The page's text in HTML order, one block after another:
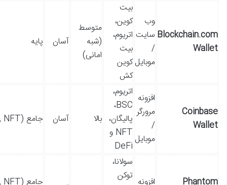
Blockchain.com
Wallet
وب
سایت
/
موبایل
بیت
کوین،
اتریوم،
بیت
کوین
کش
متوسط
(شبه
امانی)
آسان پایه
Coinbase
Wallet
افزونه
مرورگر
/
موبایل
اتریوم،
BSC،
پالیگان،
NFT و
DeFi
بالا آسان جامع (DeFi, NFT)
Phantom
افزونه
سولانا،
توکن